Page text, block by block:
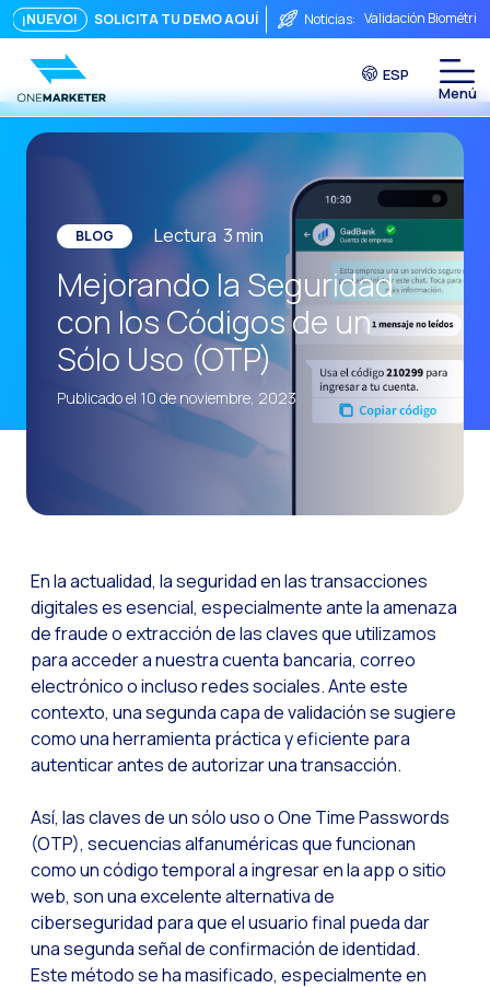
¡NUEVO! SOLICITA TU DEMO AQUÍ Noticias: Validación
Puntos de
Seguridad, ¿Te
Del chat a la
Integrar no es
El ROI de una
Conversational
WhatsApp no es
El fin del embudo
Maximizando el
Canal de Voz
Automatización:
Historia e impacto
La revolución de la
WhatsApp
Recarting: La
Impulsa tus Canales
OneFriday
Conoce WhatsApp
ESP
BLOG Lectura 3min
Mejorando la Seguridad
con los Códigos de un
Sólo Uso (OTP)
Publicado el 10 de noviembre, 2023
En la actualidad, la seguridad en las transacciones
digitales es esencial, especialmente ante la amenaza
de fraude o extracción de las claves que utilizamos
para acceder a nuestra cuenta bancaria, correo
electrónico o incluso redes sociales. Ante este
contexto, una segunda capa de validación se sugiere
como una herramienta práctica y eficiente para
autenticar antes de autorizar una transacción.
Así, las claves de un sólo uso o One Time Passwords
(OTP), secuencias alfanuméricas que funcionan
como un código temporal a ingresar en la app o sitio
web, son una excelente alternativa de
ciberseguridad para que el usuario final pueda dar
una segunda señal de confirmación de identidad.
Este método se ha masificado, especialmente en